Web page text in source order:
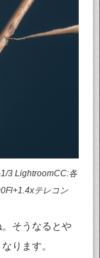
3 LightroomCC:各
テレコン
そうなるとや
ります。